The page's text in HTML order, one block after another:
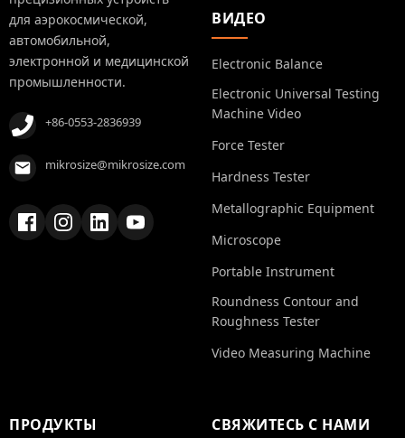
для аэрокосмической,
автомобильной,
электронной и медицинской
промышленности.
+86-0553-2836939
mikrosize@mikrosize.com
ВИДЕО
Electronic Balance
Electronic Universal Testing
Machine Video
Force Tester
Hardness Tester
Metallographic Equipment
Microscope
Portable Instrument
Roundness Contour and
Roughness Tester
Video Measuring Machine
ПРОДУКТЫ СВЯЖИТЕСЬ С НАМИ